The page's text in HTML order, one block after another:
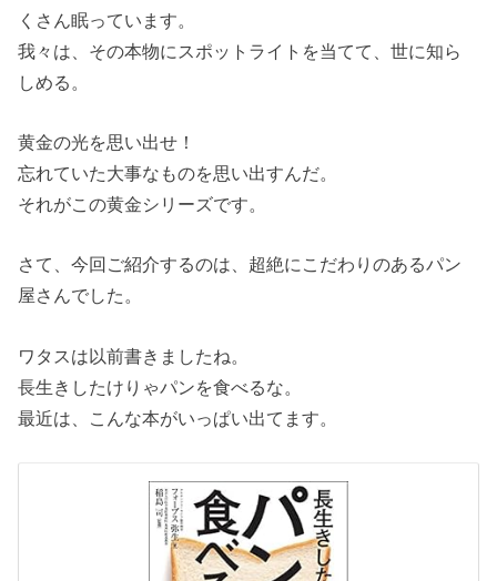
くさん眠っています。
我々は、その本物にスポットライトを当てて、世に知ら
しめる。
黄金の光を思い出せ！
忘れていた大事なものを思い出すんだ。
それがこの黄金シリーズです。
さて、今回ご紹介するのは、超絶にこだわりのあるパン
屋さんでした。
ワタスは以前書きましたね。
長生きしたけりゃパンを食べるな。
最近は、こんな本がいっぱい出てます。